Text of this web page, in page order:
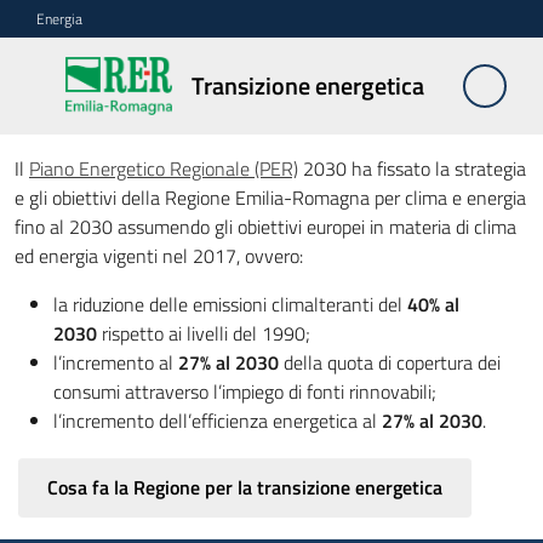
Vai al contenuto
Vai alla navigazione
Vai al footer
Energia
Transizione energetica
Transizione
energetica
Biometano
verde
Innovazione
per
la
energetica
Il Piano Energetico Regionale (PER) 2030 ha fissato la strategia
e gli obiettivi della Regione Emilia-Romagna per clima e energia
fino al 2030 assumendo gli obiettivi europei in materia di clima
ed energia vigenti nel 2017, ovvero:
la riduzione delle emissioni climalteranti del 40% al
2030 rispetto ai livelli del 1990;
l’incremento al 27% al 2030della quota di copertura dei
consumi attraverso l’impiego di fonti rinnovabili;
l’incremento dell’efficienza energetica al 27% al 2030.
Cosa fa la Regione per la transizione energetica